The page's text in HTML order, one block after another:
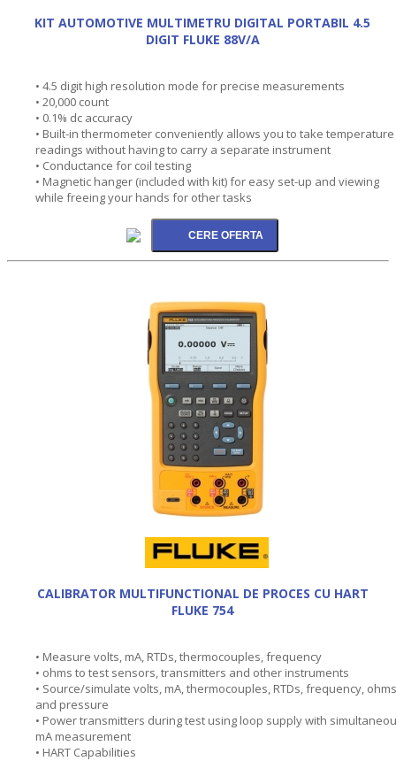
KIT AUTOMOTIVE MULTIMETRU DIGITAL PORTABIL 4.5
DIGIT FLUKE 88V/A
• 4.5 digit high resolution mode for precise measurements
• 20,000 count
• 0.1% dc accuracy
• Built-in thermometer conveniently allows you to take temperature
readings without having to carry a separate instrument
• Conductance for coil testing
• Magnetic hanger (included with kit) for easy set-up and viewing
while freeing your hands for other tasks
CALIBRATOR MULTIFUNCTIONAL DE PROCES CU HART
FLUKE 754
• Measure volts, mA, RTDs, thermocouples, frequency
• ohms to test sensors, transmitters and other instruments
• Source/simulate volts, mA, thermocouples, RTDs, frequency,
and pressure
• Power transmitters during test using loop supply with
mA measurement
• HART Capabilities